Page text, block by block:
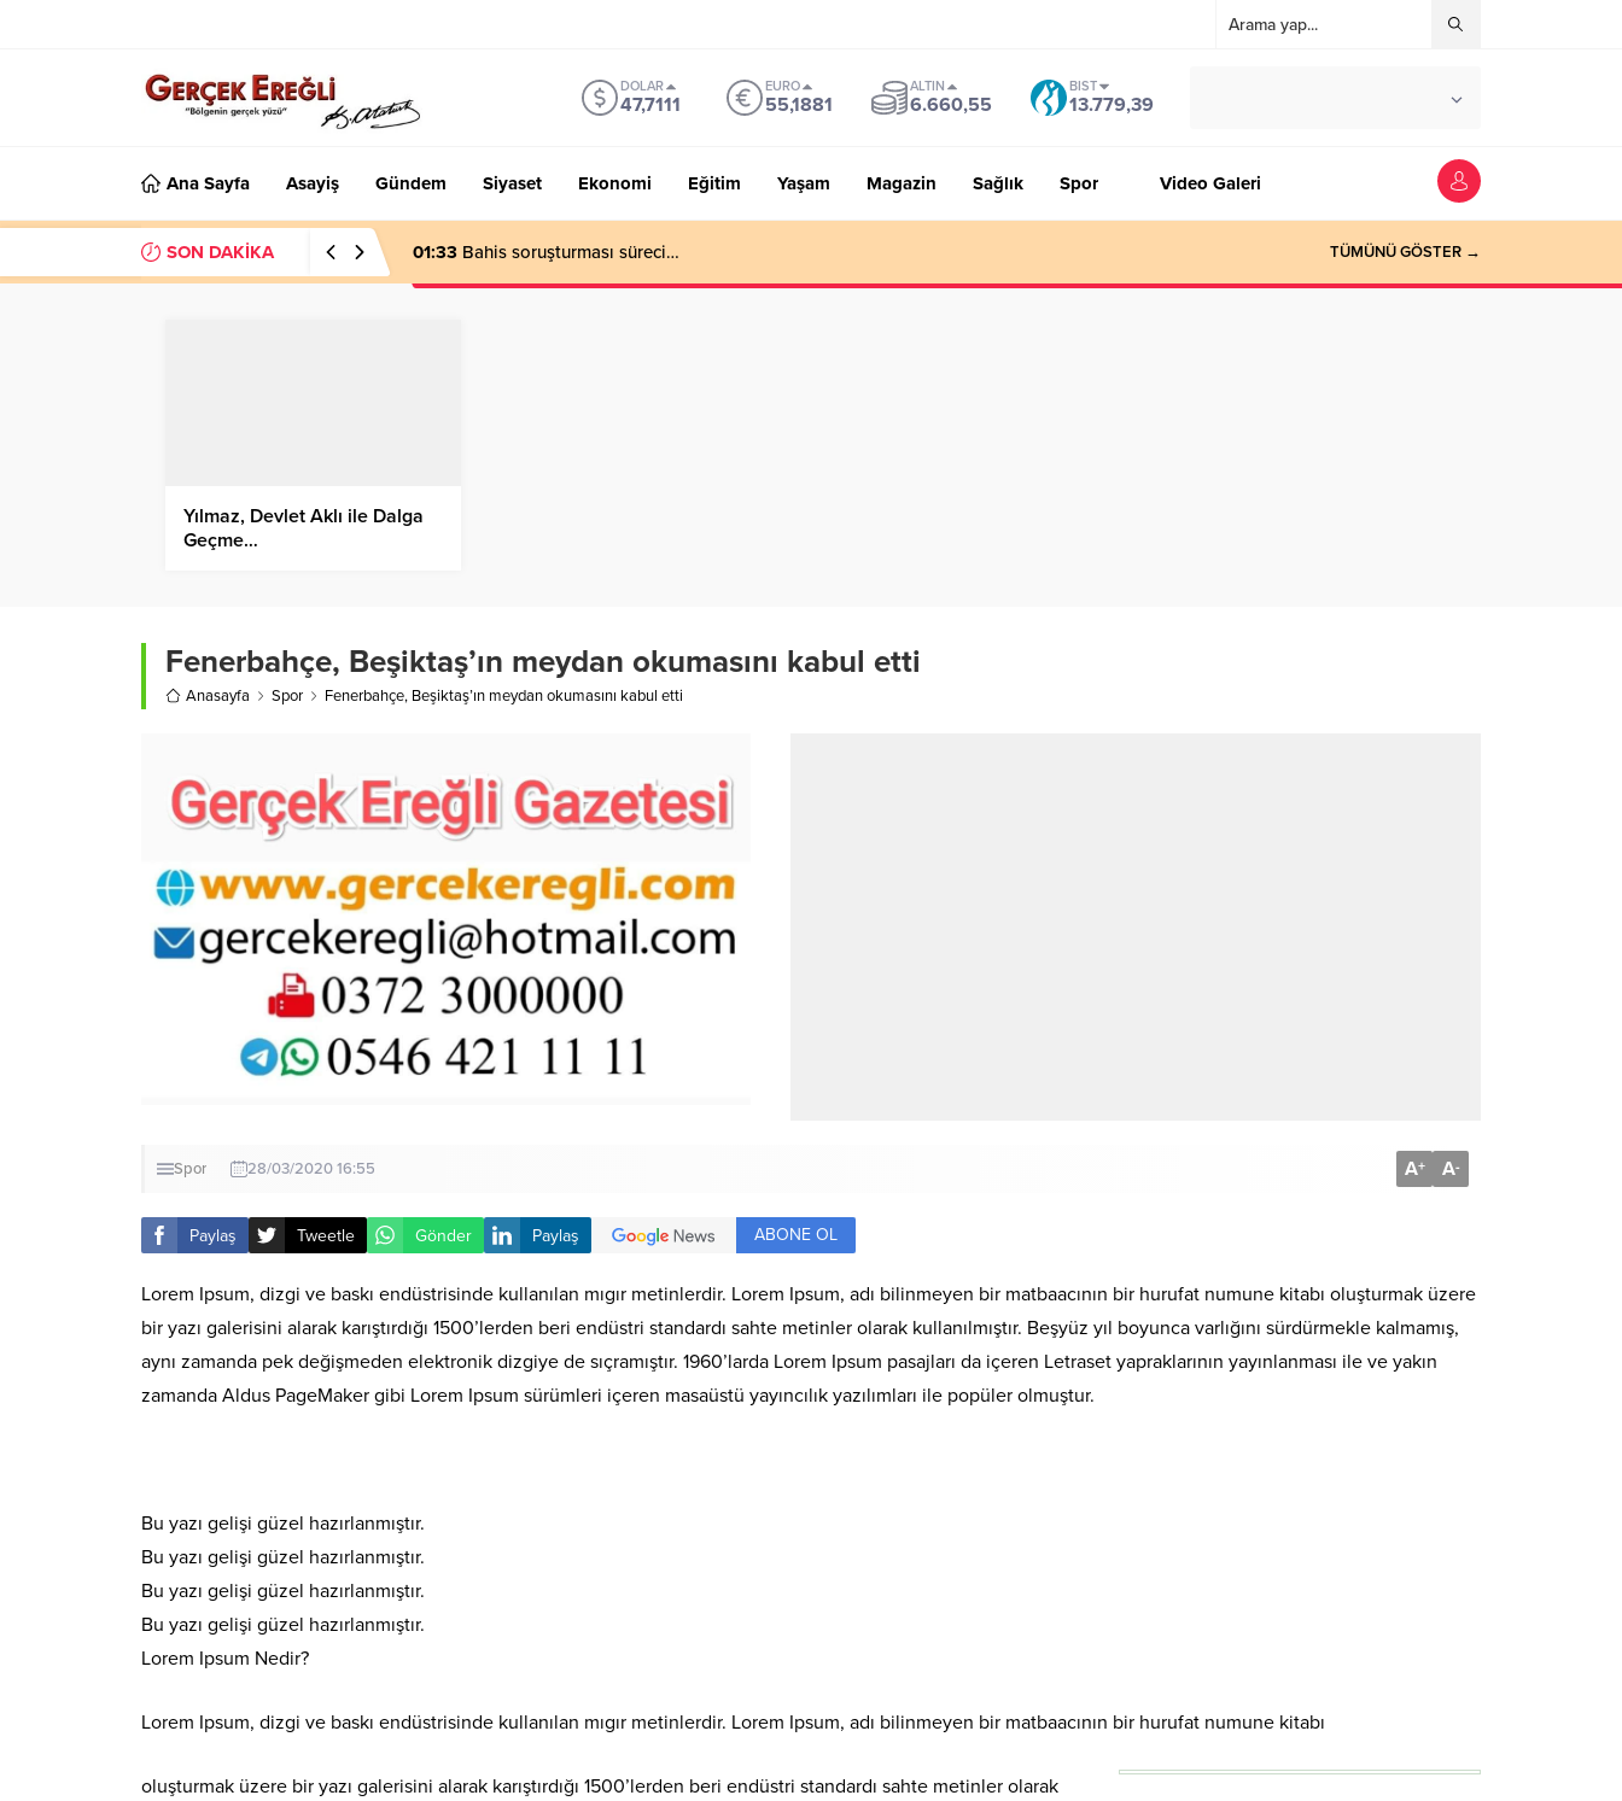
DOLAR
47,7111
EURO
55,1881
ALTIN
6.660,55
BIST
13.779,39
Ana Sayfa Asayiş Gündem Siyaset Ekonomi Eğitim Yaşam Magazin Sağlık Spor Video Galeri
SON DAKİKA 01:33 Bahis soruşturması süreci… TÜMÜNÜ GÖSTER →
Yılmaz, Devlet Aklı ile Dalga
Geçme…
Fenerbahçe, Beşiktaş’ın meydan okumasını kabul etti
Anasayfa Spor Fenerbahçe, Beşiktaş’ın meydan okumasını kabul etti
Spor 28/03/2020 16:55 A+ A-
Paylaş Tweetle Gönder Paylaş ABONE OL
Lorem Ipsum, dizgi ve baskı endüstrisinde kullanılan mıgır metinlerdir. Lorem Ipsum, adı bilinmeyen bir matbaacının bir hurufat numune kitabı oluşturmak üzere
bir yazı galerisini alarak karıştırdığı 1500’lerden beri endüstri standardı sahte metinler olarak kullanılmıştır. Beşyüz yıl boyunca varlığını sürdürmekle kalmamış,
aynı zamanda pek değişmeden elektronik dizgiye de sıçramıştır. 1960’larda Lorem Ipsum pasajları da içeren Letraset yapraklarının yayınlanması ile ve yakın
zamanda Aldus PageMaker gibi Lorem Ipsum sürümleri içeren masaüstü yayıncılık yazılımları ile popüler olmuştur.
Bu yazı gelişi güzel hazırlanmıştır.
Bu yazı gelişi güzel hazırlanmıştır.
Bu yazı gelişi güzel hazırlanmıştır.
Bu yazı gelişi güzel hazırlanmıştır.
Lorem Ipsum Nedir?
Lorem Ipsum, dizgi ve baskı endüstrisinde kullanılan mıgır metinlerdir. Lorem Ipsum, adı bilinmeyen bir matbaacının bir hurufat numune kitabı
oluşturmak üzere bir yazı galerisini alarak karıştırdığı 1500’lerden beri endüstri standardı sahte metinler olarak